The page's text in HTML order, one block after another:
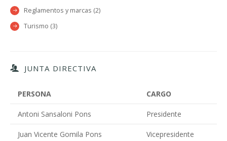
Reglamentos y marcas (2)
Turismo (3)
JUNTA DIRECTIVA
PERSONA CARGO
Antoni Sansaloni Pons Presidente
Juan Vicente Gomila Pons Vicepresidente